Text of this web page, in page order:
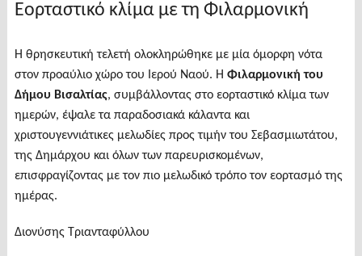
Εορταστικό κλίμα με τη Φιλαρμονική
Η θρησκευτική τελετή ολοκληρώθηκε με μία όμορφη νότα
στον προαύλιο χώρο του Ιερού Ναού. Η Φιλαρμονική του
Δήμου Βισαλτίας, συμβάλλοντας στο εορταστικό κλίμα των
ημερών, έψαλε τα παραδοσιακά κάλαντα και
χριστουγεννιάτικες μελωδίες προς τιμήν του Σεβασμιωτάτου,
της Δημάρχου και όλων των παρευρισκομένων,
επισφραγίζοντας με τον πιο μελωδικό τρόπο τον εορτασμό της
ημέρας.
Διονύσης Τριανταφύλλου